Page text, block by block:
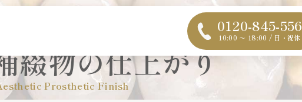
0120-845-556
10:00 〜 18:00 / 日・祝休
綴物の仕上がり
Prosthetic Finish